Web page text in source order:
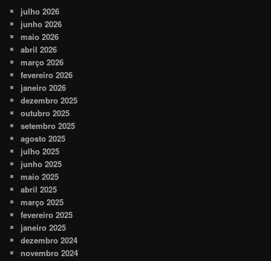
julho 2026
junho 2026
maio 2026
abril 2026
março 2026
fevereiro 2026
janeiro 2026
dezembro 2025
outubro 2025
setembro 2025
agosto 2025
julho 2025
junho 2025
maio 2025
abril 2025
março 2025
fevereiro 2025
janeiro 2025
dezembro 2024
novembro 2024